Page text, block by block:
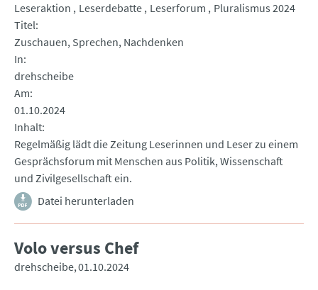
Leseraktion
Leserdebatte Leserforum
Pluralismus 2024
Titel
Zuschauen, Sprechen, Nachdenken
In
drehscheibe
Am
01.10.2024
Inhalt
Regelmäßig lädt die Zeitung Leserinnen und Leser zu einem
Gesprächsforum mit Menschen aus Politik, Wissenschaft
und Zivilgesellschaft ein.
Datei herunterladen
Volo versus Chef
drehscheibe 01.10.2024